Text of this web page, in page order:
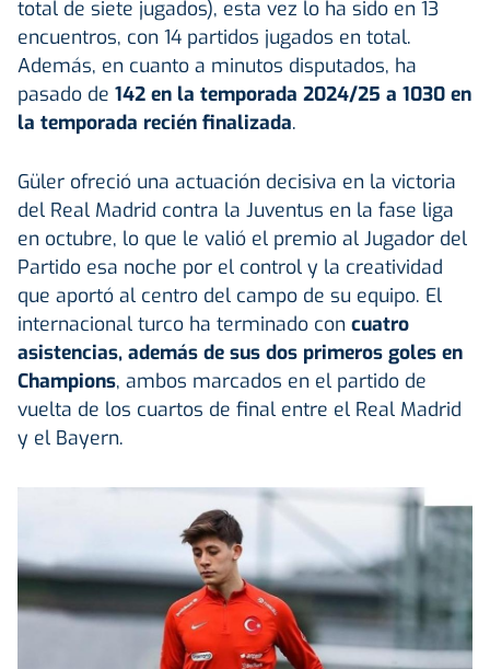
total de siete jugados), esta vez lo ha sido en 13
encuentros, con 14 partidos jugados en total.
Además, en cuanto a minutos disputados, ha
pasado de 142 en la temporada 2024/25 a 1030 en
la temporada recién finalizada.
Güler ofreció una actuación decisiva en la victoria
del Real Madrid contra la Juventus en la fase liga
en octubre, lo que le valió el premio al Jugador del
Partido esa noche por el control y la creatividad
que aportó al centro del campo de su equipo. El
internacional turco ha terminado con cuatro
asistencias, además de sus dos primeros goles en
Champions, ambos marcados en el partido de
vuelta de los cuartos de final entre el Real Madrid
y el Bayern.